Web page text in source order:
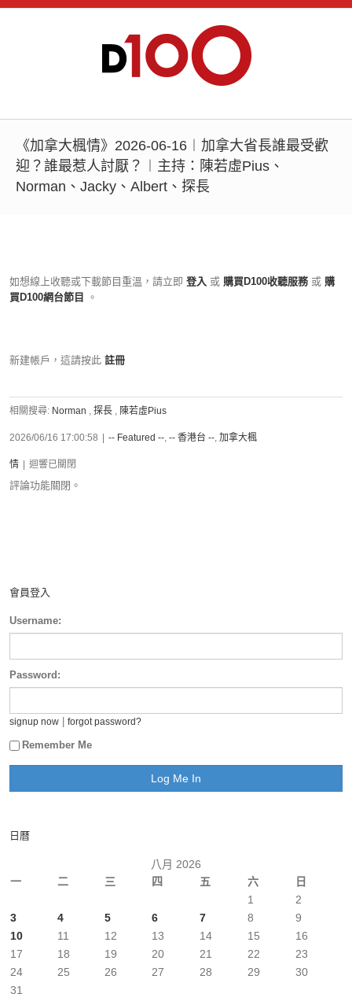
《加拿大楓情》2026-06-16︱加拿大省長誰最受歡
迎？誰最惹人討厭？︱主持：陳若虛Pius、
Norman、Jacky、Albert、探長
如想線上收聽或下載節目重溫，請立即 登入 或 購買D100收聽服務 或 購
買D100網台節目
。
新建帳戶，這請按此 註冊
相關搜尋: Norman , 探長 , 陳若虛Pius
2026/06/16 17:00:58 -- Featured --, -- 香港台 --, 加拿大楓
情 迴響已關閉
評論功能關閉。
會員登入
Username:
Password:
signup now forgot password?
Remember Me
日曆
八月 2026
一
二 三 四 五 六 日
1
2
3
4 5 6 7 8
9
10
11 12 13 14 15
16
17
18 19 20 21 22
23
24
25 26 27 28 29
30
31